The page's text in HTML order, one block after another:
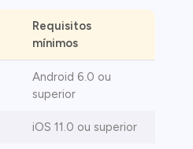
Requisitos
mínimos
Android 6.0 ou
superior
iOS 11.0 ou superior